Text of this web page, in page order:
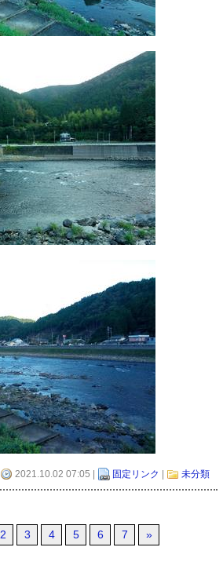
2021.10.02 07:05 | 固定リンク | 未分類
2 3 4 5 6 7 »